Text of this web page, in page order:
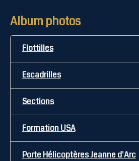
Album photos
Flottilles
Escadrilles
Sections
Formation USA
Porte Hélicoptères Jeanne d'Arc